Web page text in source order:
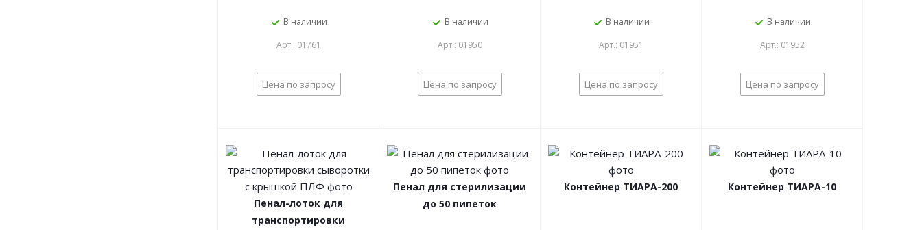
В наличии
Арт.: 01761
Цена по запросу
В наличии
Арт.: 01950
Цена по запросу
В наличии
Арт.: 01951
Цена по запросу
В наличии
Арт.: 01952
Цена по запросу
Пенал-лоток для
транспортировки
Пенал для стерилизации
до 50 пипеток
Контейнер ТИАРА-200 Контейнер ТИАРА-10